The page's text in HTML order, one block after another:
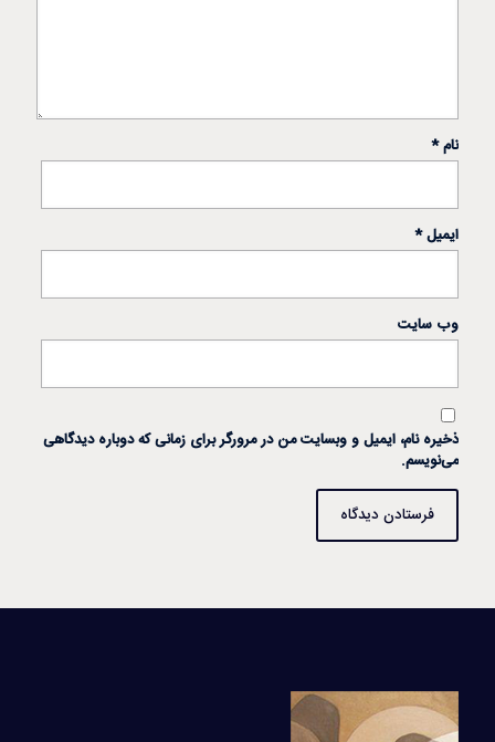
نام*
ایمیل*
وب‌ سایت
ذخیره نام، ایمیل و وبسایت من در مرورگر برای زمانی که دوباره دیدگاهی
می‌نویسم.